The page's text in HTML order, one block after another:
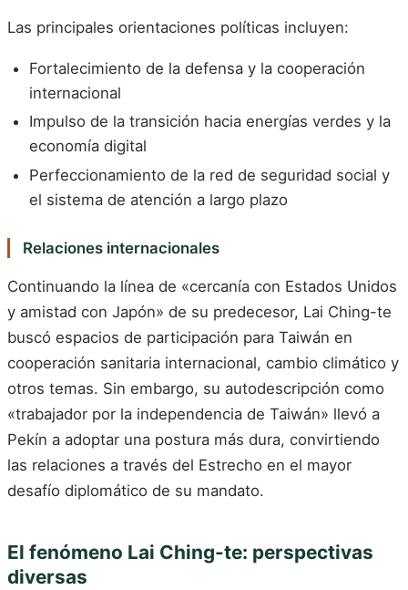
Las principales orientaciones políticas incluyen:
Fortalecimiento de la defensa y la cooperación
internacional
Impulso de la transición hacia energías verdes y la
economía digital
Perfeccionamiento de la red de seguridad social y
el sistema de atención a largo plazo
Relaciones internacionales
Continuando la línea de «cercanía con Estados Unidos
y amistad con Japón» de su predecesor, Lai Ching-te
buscó espacios de participación para Taiwán en
cooperación sanitaria internacional, cambio climático y
otros temas. Sin embargo, su autodescripción como
«trabajador por la independencia de Taiwán» llevó a
Pekín a adoptar una postura más dura, convirtiendo
las relaciones a través del Estrecho en el mayor
desafío diplomático de su mandato.
El fenómeno Lai Ching-te: perspectivas
diversas